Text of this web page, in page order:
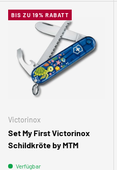
BIS ZU 19% RABATT
Victorinox
Set My First Victorinox
Schildkröte by MTM
Verfügbar